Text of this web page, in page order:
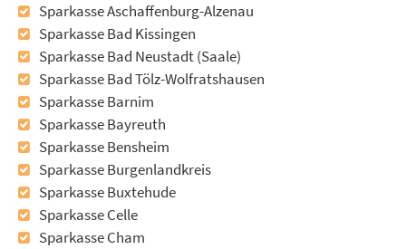
Sparkasse Aschaffenburg-Alzenau
Sparkasse Bad Kissingen
Sparkasse Bad Neustadt (Saale)
Sparkasse Bad Tölz-Wolfratshausen
Sparkasse Barnim
Sparkasse Bayreuth
Sparkasse Bensheim
Sparkasse Burgenlandkreis
Sparkasse Buxtehude
Sparkasse Celle
Sparkasse Cham